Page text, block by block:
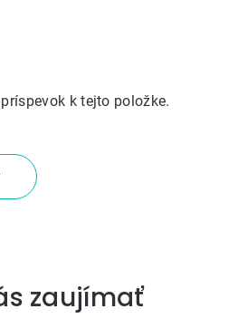
k tejto položke.
zaujímať